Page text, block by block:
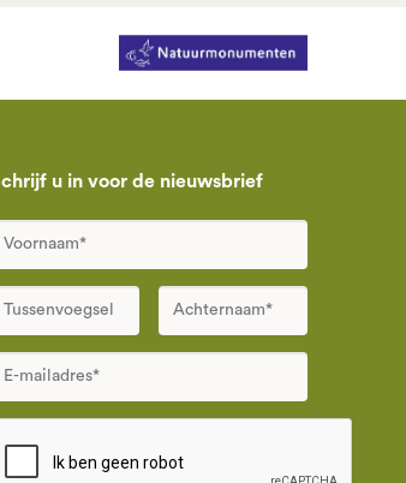
u in voor de nieuwsbrief